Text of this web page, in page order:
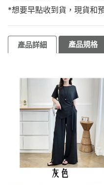
*想要早點收到貨，現貨和
產品詳細 產品規格